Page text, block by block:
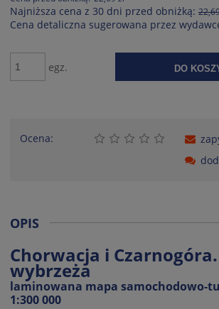
Najniższa cena z 30 dni przed obniżką:
Cena detaliczna sugerowana przez
egz. DO
Ocena:
OPIS
Chorwacja i
wybrzeża
laminowana mapa samochodowo-
1:300 000